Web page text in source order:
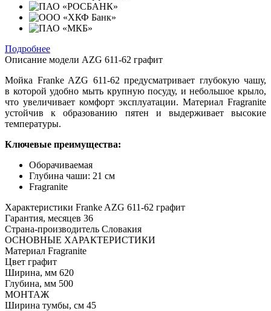
Подробнее
Описание модели AZG 611-62 графит
Мойка Franke AZG 611-62 предусматривает глубокую чашу,
в которой удобно мыть крупную посуду, и небольшое крыло,
что увеличивает комфорт эксплуатации. Материал Fragranite
устойчив к образованию пятен и выдерживает высокие
температуры.
Ключевые преимущества:
Оборачиваемая
Глубина чаши: 21 см
Fragranite
Характеристики Franke AZG 611-62 графит
Гарантия, месяцев 36
Страна-производитель Словакия
ОСНОВНЫЕ ХАРАКТЕРИСТИКИ
Материал Fragranite
Цвет графит
Ширина, мм 620
Глубина, мм 500
МОНТАЖ
Ширина тумбы, см 45